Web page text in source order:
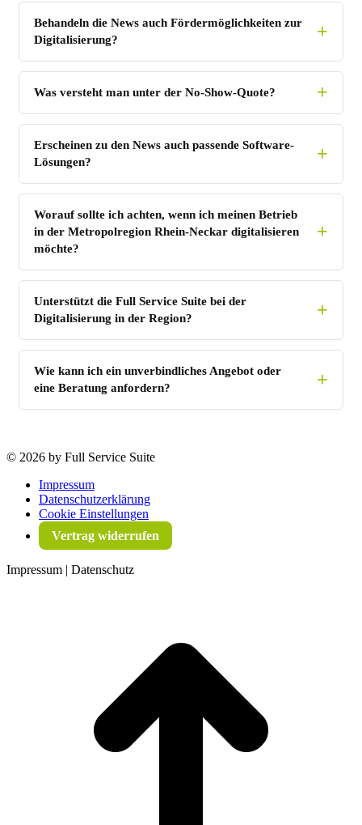
Behandeln die News auch Fördermöglichkeiten zur
Digitalisierung?
Was versteht man unter der No-Show-Quote?
Erscheinen zu den News auch passende Software-
Lösungen?
Worauf sollte ich achten, wenn ich meinen Betrieb
in der Metropolregion Rhein-Neckar digitalisieren
möchte?
Unterstützt die Full Service Suite bei der
Digitalisierung in der Region?
Wie kann ich ein unverbindliches Angebot oder
eine Beratung anfordern?
© 2026 by Full Service Suite
Impressum
Datenschutzerklärung
Cookie Einstellungen
Vertrag widerrufen
Impressum | Datenschutz